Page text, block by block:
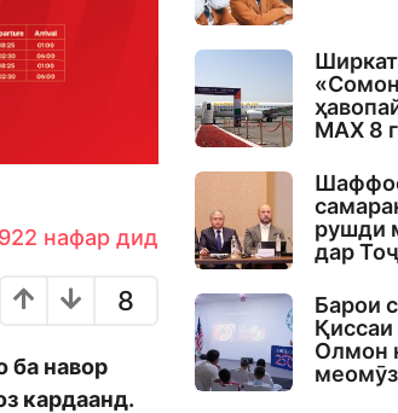
нафар дид
8
ба навор
кардаанд.
MAX 8
рушди
дар
Барои
Қиссаи
Олмон